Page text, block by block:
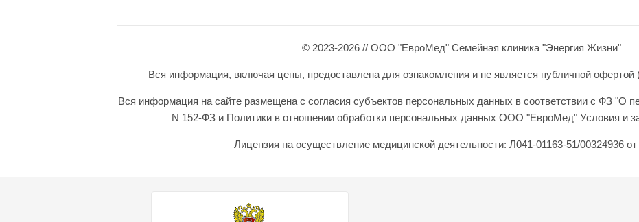
© 2023-2026 // ООО "ЕвроМед" Семейная клиника "Энергия Жизни"
Вся информация, включая цены, предоставлена для ознакомления и не является публичной офертой
Вся информация на сайте размещена с согласия субъектов персональных данных в соответствии с ФЗ "О
N 152-ФЗ и Политики в отношении обработки персональных данных ООО "ЕвроМед" Условия и
Лицензия на осуществление медицинской деятельности: Л041-01163-51/00324936 от